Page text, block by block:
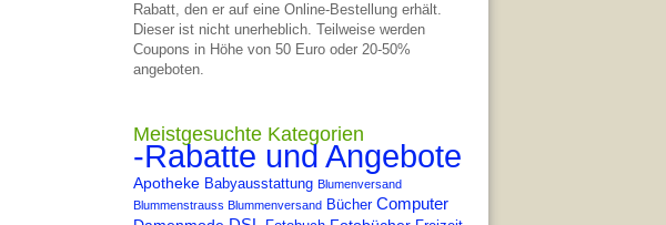
Rabatt, den er auf eine Online-Bestellung erhält.
Dieser ist nicht unerheblich. Teilweise werden
Coupons in Höhe von 50 Euro oder 20-50%
angeboten.
Meistgesuchte Kategorien
-Rabatte und Angebote
Apotheke Babyausstattung Blumenversand
Blummenstrauss Blummenversand Bücher Computer